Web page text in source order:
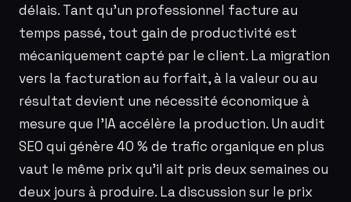
délais. Tant qu’un professionnel facture au
temps passé, tout gain de productivité est
mécaniquement capté par le client. La migration
vers la facturation au forfait, à la valeur ou au
résultat devient une nécessité économique à
mesure que l’IA accélère la production. Un audit
SEO qui génère 40 % de trafic organique en plus
vaut le même prix qu’il ait pris deux semaines ou
deux jours à produire. La discussion sur le prix